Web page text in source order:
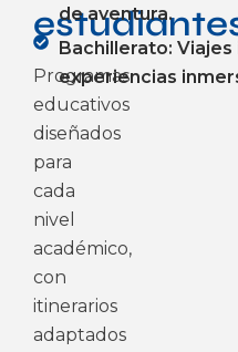
Programas
educativos
diseñados
para
cada
nivel
académico,
con
itinerarios
adaptados
de aventura.
Bachillerato:
experiencias